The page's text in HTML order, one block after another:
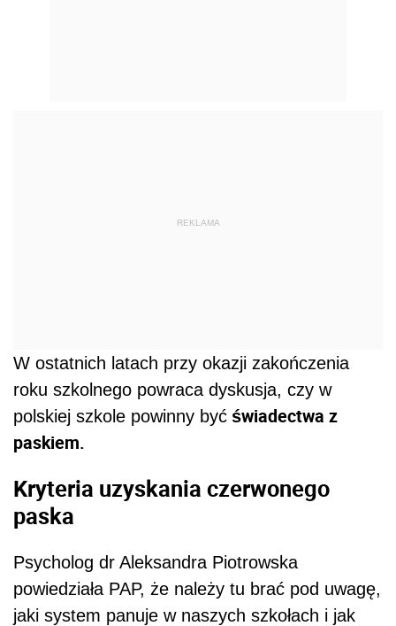
REKLAMA
W ostatnich latach przy okazji zakończenia
roku szkolnego powraca dyskusja, czy w
polskiej szkole powinny być świadectwa z
paskiem.
Kryteria uzyskania czerwonego
paska
Psycholog dr Aleksandra Piotrowska
powiedziała PAP, że należy tu brać pod uwagę,
jaki system panuje w naszych szkołach i jak